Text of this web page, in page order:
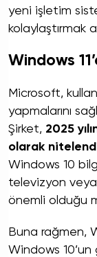
yeni işletim
kolaylaştırmak
Windows
Microsoft,
yapmalarını
Şirket, 2025
olarak
Windows 10
televizyon veya
önemli olduğu
Buna rağmen,
Windows 10’un